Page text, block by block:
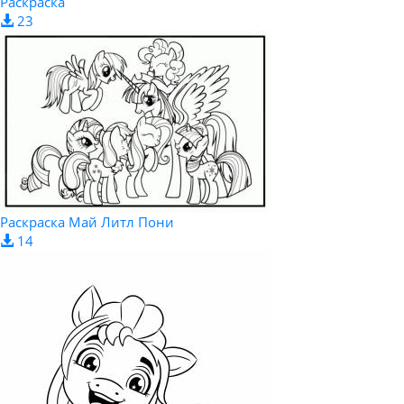
23
Раскраска Май Литл Пони
14